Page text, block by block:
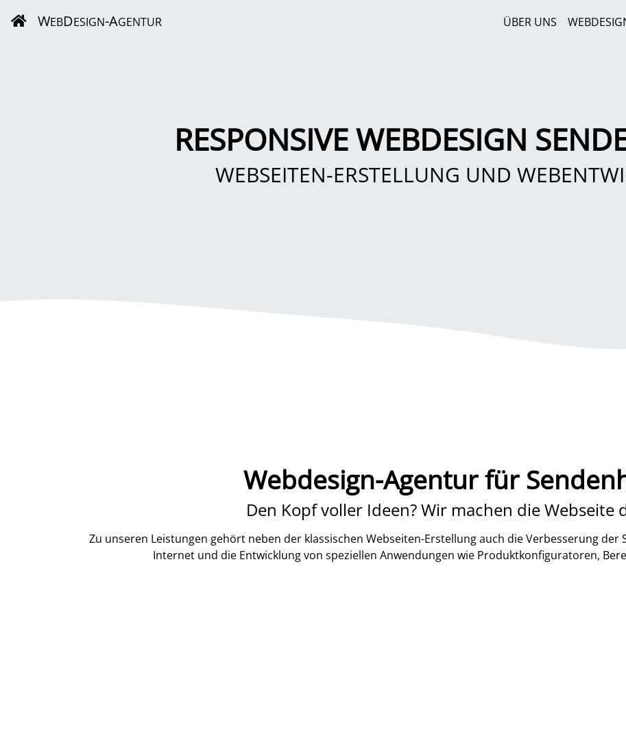
WEBDESIGN-AGENTUR ÜBER UNS
RESPONSIVE WEBDESIGN
WEBSEITEN-ERSTELLUNG UND
Webdesign-Agentur für
Den Kopf voller Ideen? Wir machen die Webseite
Zu unseren Leistungen gehört neben der klassischen Webseiten-Erstellung auch die Verbesserung
Internet und die Entwicklung von speziellen Anwendungen wie Produktkonfiguratoren,